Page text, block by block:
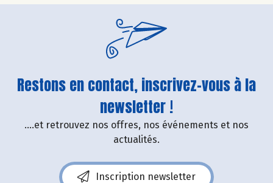
Restons en contact, inscrivez-vous à la
newsletter !
....et retrouvez nos offres, nos événements et nos
actualités.
Inscription newsletter